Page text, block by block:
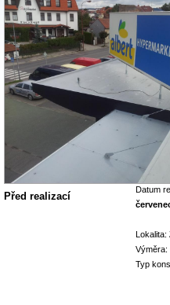
Datum
Lokalita:
Výměra:
Typ
Před realizací